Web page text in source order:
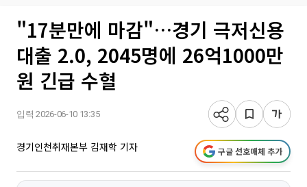
"17분만에 마감"…경기 극저신용
대출 2.0, 2045명에 26억1000만
원 긴급 수혈
입력 2026-06-10 13:35
경기인천취재본부 김재학 기자 구글 선호매체 추가